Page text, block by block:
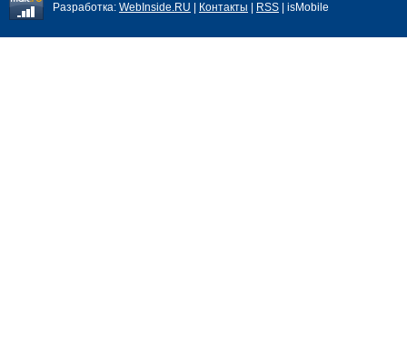
Разработка: WebInside.RU Контакты RSS | isMobile